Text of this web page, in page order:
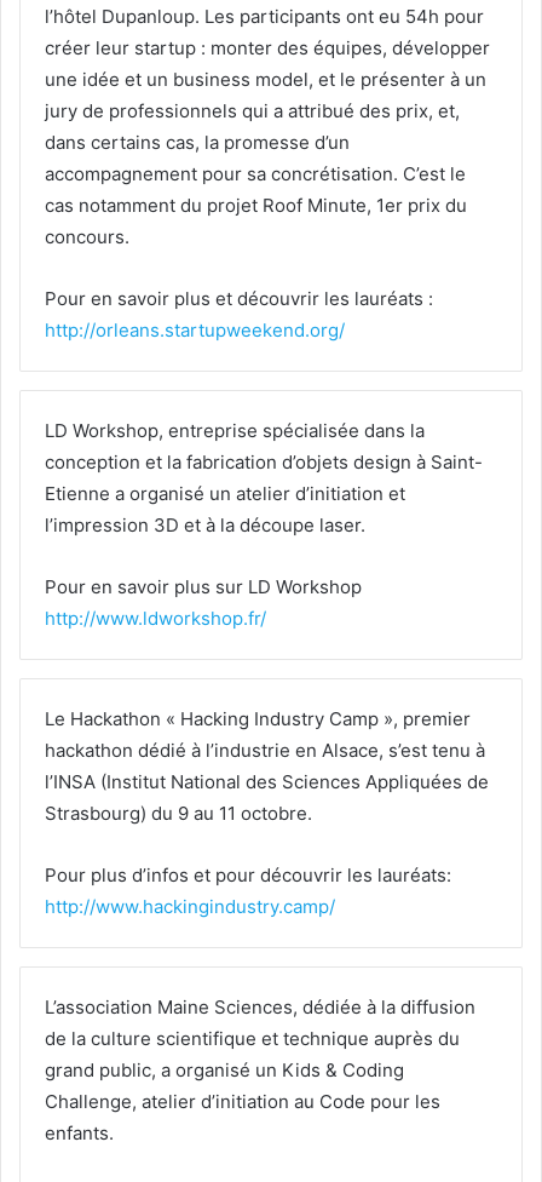
l’hôtel Dupanloup. Les participants ont eu 54h pour
créer leur startup : monter des équipes, développer
une idée et un business model, et le présenter à un
jury de professionnels qui a attribué des prix, et,
dans certains cas, la promesse d’un
accompagnement pour sa concrétisation. C’est le
cas notamment du projet Roof Minute, 1er prix du
concours.
Pour en savoir plus et découvrir les lauréats :
http://orleans.startupweekend.org/
LD Workshop, entreprise spécialisée dans la
conception et la fabrication d’objets design à Saint-
Etienne a organisé un atelier d’initiation et
l’impression 3D et à la découpe laser.
Pour en savoir plus sur LD Workshop
http://www.ldworkshop.fr/
Le Hackathon « Hacking Industry Camp », premier
hackathon dédié à l’industrie en Alsace, s’est tenu à
l’INSA (Institut National des Sciences Appliquées de
Strasbourg) du 9 au 11 octobre.
Pour plus d’infos et pour découvrir les lauréats:
http://www.hackingindustry.camp/
L’association Maine Sciences, dédiée à la diffusion
de la culture scientifique et technique auprès du
grand public, a organisé un Kids & Coding
Challenge, atelier d’initiation au Code pour les
enfants.